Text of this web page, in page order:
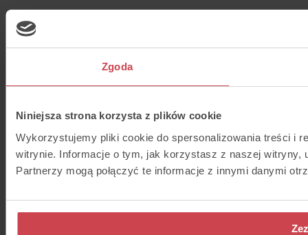
Zgoda
Niniejsza strona korzysta z plików cookie
Wykorzystujemy pliki cookie do spersonalizowania treści i
witrynie. Informacje o tym, jak korzystasz z naszej witryny,
Partnerzy mogą połączyć te informacje z innymi danymi
Inne
Regulamin